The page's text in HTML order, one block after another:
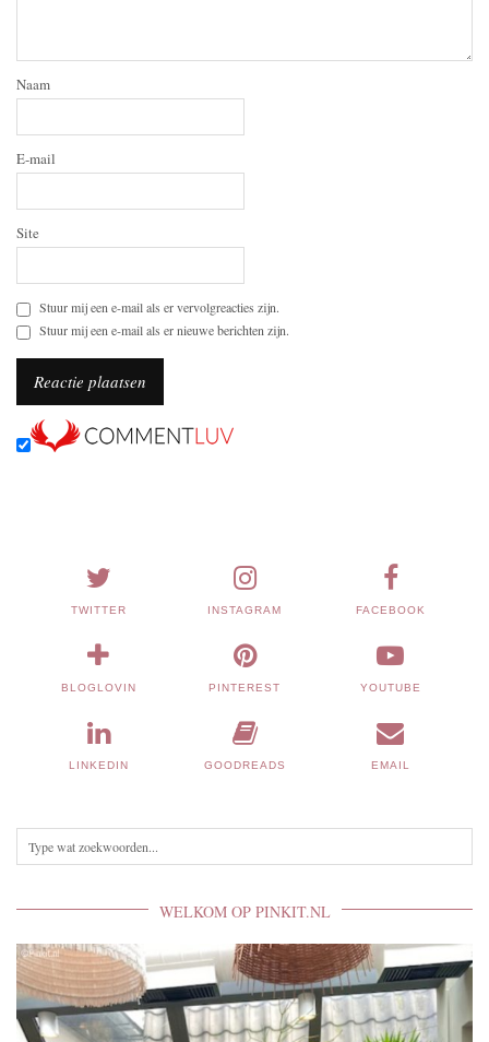
Naam
E-mail
Site
Stuur mij een e-mail als er vervolgreacties zijn.
Stuur mij een e-mail als er nieuwe berichten zijn.
TWITTER INSTAGRAM FACEBOOK
BLOGLOVIN PINTEREST YOUTUBE
LINKEDIN GOODREADS EMAIL
WELKOM OP PINKIT.NL